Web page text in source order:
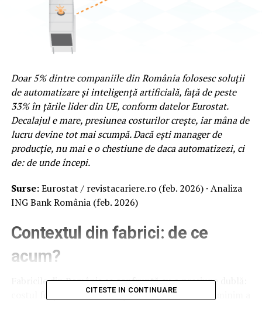
Doar 5% dintre companiile din România folosesc soluții
de automatizare și inteligență artificială, față de peste
33% în țările lider din UE, conform datelor Eurostat.
Decalajul e mare, presiunea costurilor crește, iar mâna de
lucru devine tot mai scumpă. Dacă ești manager de
producție, nu mai e o chestiune de daca automatizezi, ci
de: de unde începi.
Surse:Eurostat / revistacariere.ro (feb. 2026) · Analiza
ING Bank România (feb. 2026)
Contextul din fabrici: de ce
acum?
Fabricile din România se confruntă cu o presiune dublă:
costul forței de muncă crește constant, salariul minim a
CITESTE IN CONTINUARE